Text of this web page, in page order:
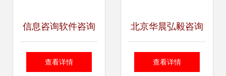
信息咨询软件咨询
如何选择并高效利
查看详情
北京华晨弘毅咨询
驱动企业数字化转
查看详情